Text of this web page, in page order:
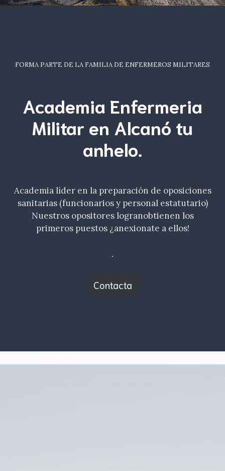
FORMA PARTE DE LA FAMILIA DE ENFERMEROS MILITARES
Academia Enfermeria
Militar en Alcanó tu
anhelo.
Academia líder en la preparación de oposiciones
sanitarias (funcionarios y personal estatutario)
Nuestros opositores logranobtienen los
primeros puestos ¿anexionate a ellos!
.
Contacta